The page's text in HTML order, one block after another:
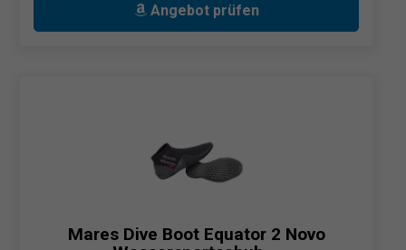
Angebot prüfen
Mares Dive Boot Equator 2 Novo